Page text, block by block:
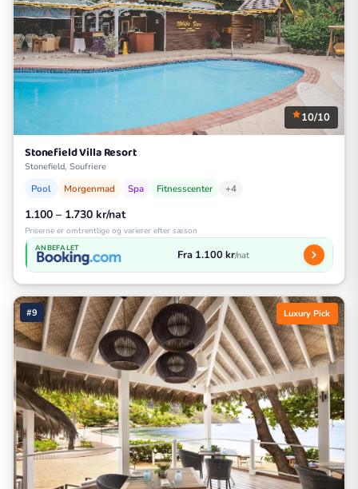
10/10
Stonefield Villa Resort
Stonefield, Soufriere
Pool Morgenmad Spa Fitnesscenter +4
1.100 – 1.730 kr/nat
Priserne er omtrentlige og varierer efter sæson
ANBEFALET Fra 1.100 kr/nat
#9 Luxury Pick